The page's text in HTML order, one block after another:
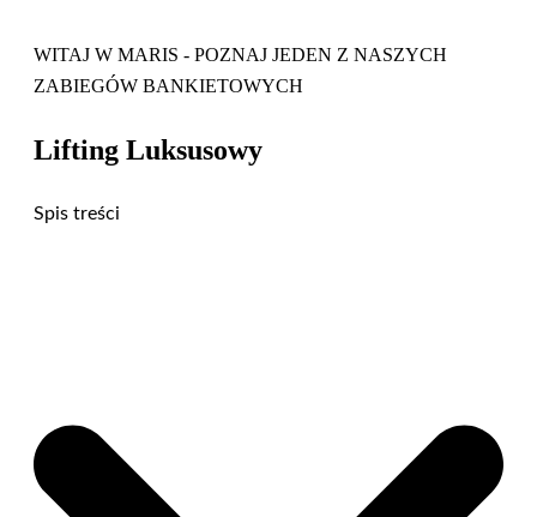
WITAJ W MARIS - POZNAJ JEDEN Z NASZYCH
ZABIEGÓW BANKIETOWYCH
Lifting Luksusowy
Spis treści